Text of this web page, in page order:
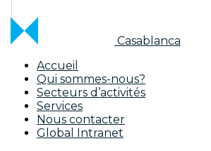
Casablanca
Accueil
Qui sommes-nous?
Secteurs d’activités
Services
Nous contacter
Global Intranet